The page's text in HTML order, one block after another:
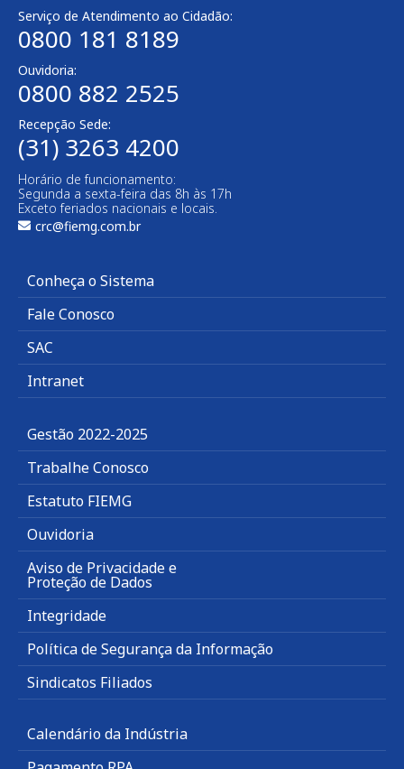
Serviço de Atendimento ao Cidadão:
0800 181 8189
Ouvidoria:
0800 882 2525
Recepção Sede:
(31) 3263 4200
Horário de funcionamento:
Segunda a sexta-feira das 8h às 17h
Exceto feriados nacionais e locais.
crc@fiemg.com.br
Conheça o Sistema
Fale Conosco
SAC
Intranet
Gestão 2022-2025
Trabalhe Conosco
Estatuto FIEMG
Ouvidoria
Aviso de Privacidade e
Proteção de Dados
Integridade
Política de Segurança da Informação
Sindicatos Filiados
Calendário da Indústria